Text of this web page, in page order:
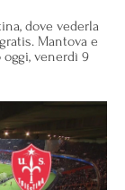
dove vederla
Mantova e
venerdì 9